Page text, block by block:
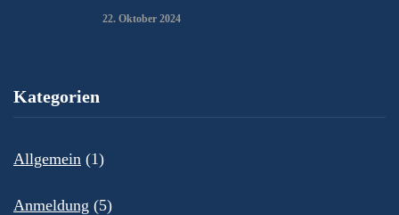
22. Oktober 2024
Kategorien
Allgemein (1)
Anmeldung (5)